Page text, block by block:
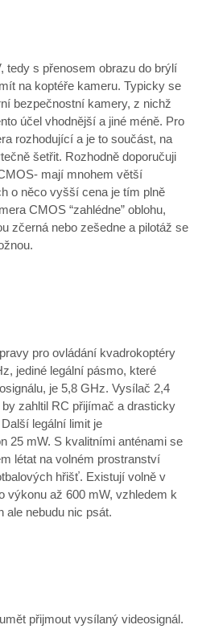
tedy s přenosem obrazu do brýlí
na koptéře kameru. Typicky se
bezpečnostní kamery, z nichž
účel vhodnější a jiné méně. Pro
rozhodující a je to součást, na
šetřit. Rozhodně doporučuji
mají mnohem větší
o něco vyšší cena je tím plně
CMOS “zahlédne” oblohu,
zčerná nebo zešedne a pilotáž se
pro ovládání kvadrokoptéry
jediné legální pásmo, které
je 5,8 GHz. Vysílač 2,4
zahltil RC přijímač a drasticky
legální limit je
25 mW. S kvalitními anténami se
létat na volném prostranství
hřišť. Existují volně v
výkonu až 600 mW, vzhledem k
ale nebudu nic psát.
přijmout vysílaný videosignál.